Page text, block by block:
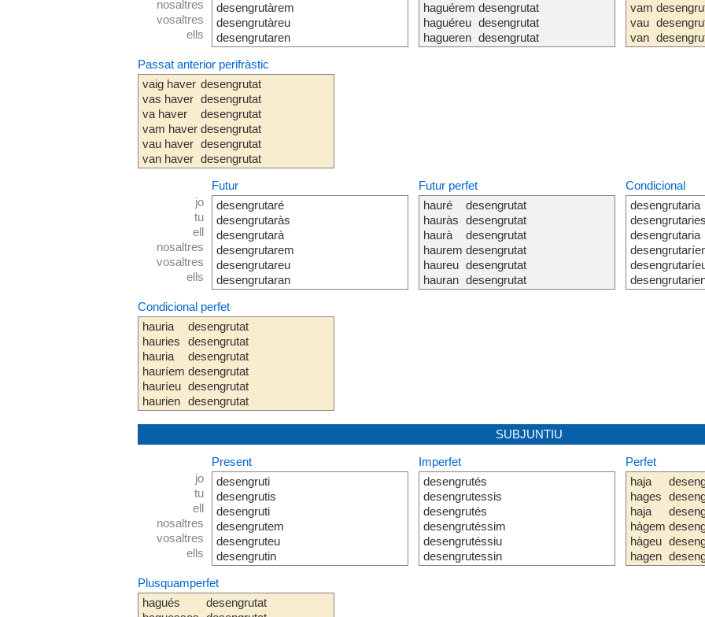
nosaltres
vosaltres
ells
desengrutàrem
desengrutàreu
desengrutaren
haguérem
haguéreu
hagueren
desengrutat
desengrutat
desengrutat
vam
vau
van
Passat anterior perifràstic
vaig haver
vas haver
va haver
vam haver
vau haver
van haver
desengrutat
desengrutat
desengrutat
desengrutat
desengrutat
desengrutat
jo
tu
ell
nosaltres
vosaltres
ells
Futur
desengrutaré
desengrutaràs
desengrutarà
desengrutarem
desengrutareu
desengrutaran
Futur perfet
hauré
hauràs
haurà
haurem
haureu
hauran
desengrutat
desengrutat
desengrutat
desengrutat
desengrutat
desengrutat
Condicional
desengrutaria
desengrutaries
desengrutaria
Condicional perfet
hauria
hauries
hauria
hauríem
hauríeu
haurien
desengrutat
desengrutat
desengrutat
desengrutat
desengrutat
desengrutat
SUBJUNTIU
jo
tu
ell
nosaltres
vosaltres
ells
Present
desengruti
desengrutis
desengruti
desengrutem
desengruteu
desengrutin
Imperfet
desengrutés
desengrutessis
desengrutés
desengrutéssim
desengrutéssiu
desengrutessin
Perfet
haja
hages
haja
hàgem
hàgeu
hagen
Plusquamperfet
hagués
desengrutat